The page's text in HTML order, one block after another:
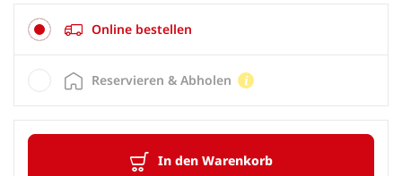
Online bestellen
In den Warenkorb
Reservieren & Abholen